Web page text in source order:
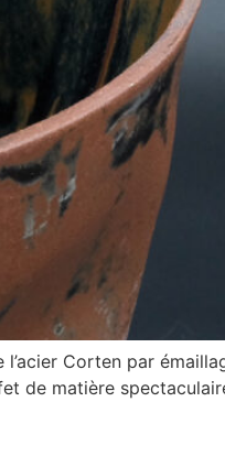
l’acier Corten par
de matière